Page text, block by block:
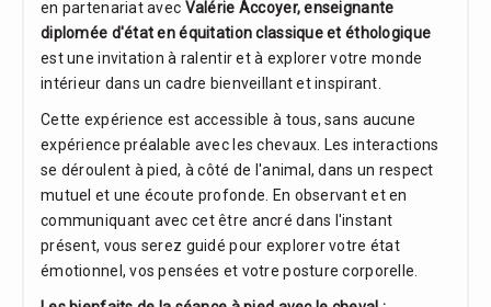
en partenariat avec Valérie Accoyer, enseignante
diplomée d'état en équitation classique et éthologique
est une invitation à ralentir et à explorer votre monde
intérieur dans un cadre bienveillant et inspirant.
Cette expérience est accessible à tous, sans aucune
expérience préalable avec les chevaux. Les interactions
se déroulent à pied, à côté de l'animal, dans un respect
mutuel et une écoute profonde. En observant et en
communiquant avec cet être ancré dans l'instant
présent, vous serez guidé pour explorer votre état
émotionnel, vos pensées et votre posture corporelle.